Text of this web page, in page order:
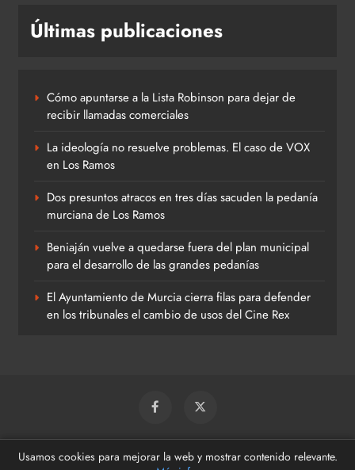
Usamos cookies para mejorar la web y mostrar contenido relevante.
Últimas publicaciones
Cómo apuntarse a la Lista Robinson para dejar de
recibir llamadas comerciales
La ideología no resuelve problemas. El caso de VOX
en Los Ramos
Dos presuntos atracos en tres días sacuden la pedanía
murciana de Los Ramos
Beniaján vuelve a quedarse fuera del plan municipal
para el desarrollo de las grandes pedanías
El Ayuntamiento de Murcia cierra filas para defender
en los tribunales el cambio de usos del Cine Rex
© 2026 Beniaján Al Día